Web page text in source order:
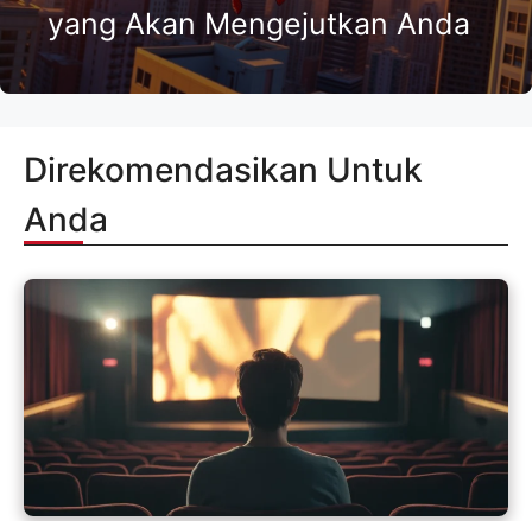
yang Akan Mengejutkan Anda
Direkomendasikan Untuk
Anda